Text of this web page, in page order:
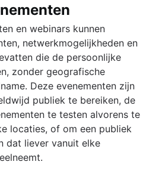
en webinars kunnen
netwerkmogelijkheden en
die de persoonlijke
zonder geografische
Deze evenementen zijn
publiek te bereiken, de
te testen alvorens te
locaties, of om een publiek
dat liever vanuit elke